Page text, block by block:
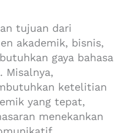
tujuan dari
akademik, bisnis,
gaya bahasa
Misalnya,
ketelitian
yang tepat,
menekankan